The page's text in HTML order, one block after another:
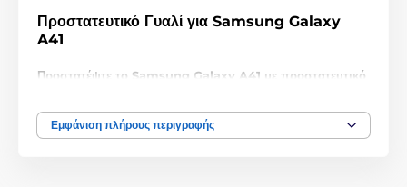
Προστατευτικό Γυαλί για Samsung Galaxy
A41
Προστατέψτε το Samsung Galaxy A41 με προστατευτικό
Μην παραπλανηθείτε από τη χαμηλή τιμή, αυτό το
προστατευτικό γυαλί για Samsung Galaxy A41είναι
Εμφάνιση πλήρους περιγραφής